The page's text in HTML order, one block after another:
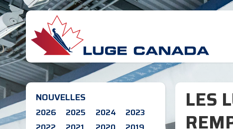
NOUVELLES
2026 2025 2024
2023
LES